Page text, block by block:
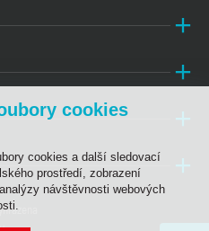
cookies
cookies a další sledovací
prostředí, zobrazení
návštěvnosti webových